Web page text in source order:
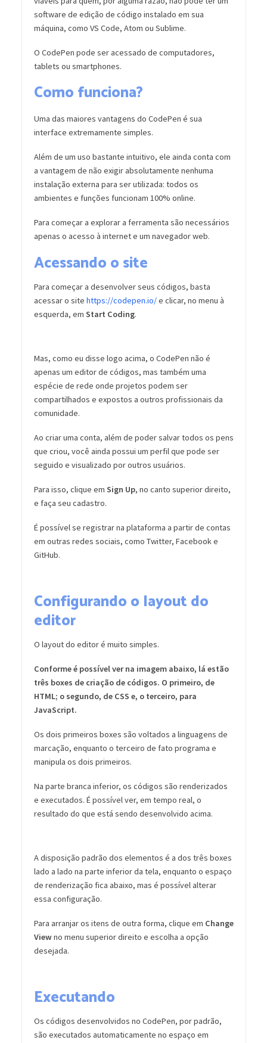
software de edição de código instalado em sua
máquina, como VS Code, Atom ou Sublime.
O CodePen pode ser acessado de computadores,
tablets ou smartphones.
Como funciona?
Uma das maiores vantagens do CodePen é sua
interface extremamente simples.
Além de um uso bastante intuitivo, ele ainda conta com
a vantagem de não exigir absolutamente nenhuma
instalação externa para ser utilizada: todos os
ambientes e funções funcionam 100% online.
Para começar a explorar a ferramenta são necessários
apenas o acesso à internet e um navegador web.
Acessando o site
Para começar a desenvolver seus códigos, basta
acessar o site https://codepen.io/e clicar, no menu à
esquerda, em Start Coding.
Mas, como eu disse logo acima, o CodePen não é
apenas um editor de códigos, mas também uma
espécie de rede onde projetos podem ser
compartilhados e expostos a outros profissionais da
comunidade.
Ao criar uma conta, além de poder salvar todos os pens
que criou, você ainda possui um perfil que pode ser
seguido e visualizado por outros usuários.
Para isso, clique em Sign Up, no canto superior direito,
e faça seu cadastro.
É possível se registrar na plataforma a partir de contas
em outras redes sociais, como Twitter, Facebook e
GitHub.
Configurando o layout do
editor
O layout do editor é muito simples.
Conforme é possível ver na imagem abaixo, lá estão
três boxes de criação de códigos. O primeiro, de
HTML; o segundo, de CSS e, o terceiro, para
JavaScript.
Os dois primeiros boxes são voltados a linguagens de
marcação, enquanto o terceiro de fato programa e
manipula os dois primeiros.
Na parte branca inferior, os códigos são renderizados
e executados. É possível ver, em tempo real, o
resultado do que está sendo desenvolvido acima.
A disposição padrão dos elementos é a dos três boxes
lado a lado na parte inferior da tela, enquanto o espaço
de renderização fica abaixo, mas é possível alterar
essa configuração.
Para arranjar os itens de outra forma, clique em Change
Viewno menu superior direito e escolha a opção
desejada.
Executando
Os códigos desenvolvidos no CodePen, por padrão,
são executados automaticamente no espaço em